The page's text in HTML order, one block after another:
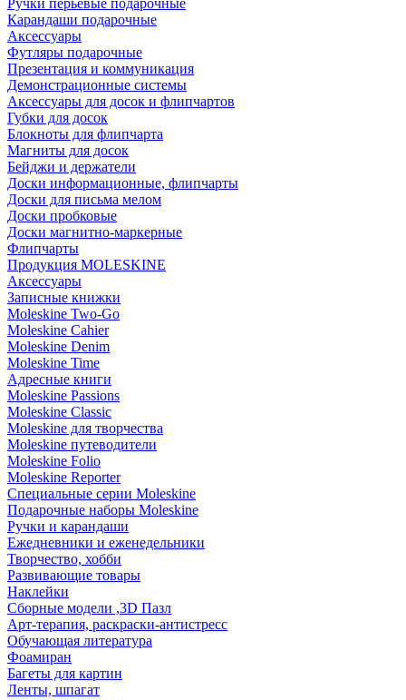
Ручки перьевые подарочные
Карандаши подарочные
Аксессуары
Футляры подарочные
Презентация и коммуникация
Демонстрационные системы
Аксессуары для досок и флипчартов
Губки для досок
Блокноты для флипчарта
Магниты для досок
Бейджи и держатели
Доски информационные, флипчарты
Доски для письма мелом
Доски пробковые
Доски магнитно-маркерные
Флипчарты
Продукция MOLESKINE
Аксессуары
Записные книжки
Moleskine Two-Go
Moleskine Cahier
Moleskine Denim
Moleskine Time
Адресные книги
Moleskine Passions
Moleskine Classic
Moleskine для творчества
Moleskine путеводители
Moleskine Folio
Moleskine Reporter
Специальные серии Moleskine
Подарочные наборы Moleskine
Ручки и карандаши
Ежедневники и еженедельники
Творчество, хобби
Развивающие товары
Наклейки
Сборные модели ,3D Пазл
Арт-терапия, раскраски-антистресс
Обучающая литература
Фоамиран
Багеты для картин
Ленты, шпагат